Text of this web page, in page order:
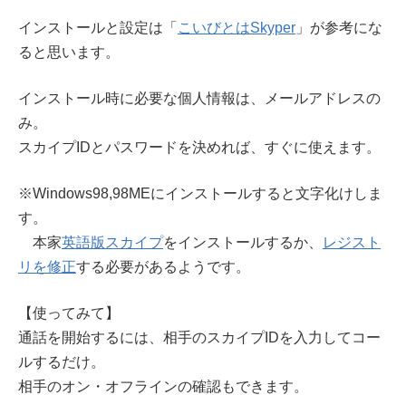
インストールと設定は「 こいびとはSkyper 」が参考にな
ると思います。
インストール時に必要な個人情報は、メールアドレスの
み。
スカイプIDとパスワードを決めれば、すぐに使えます。
※Windows98,98MEにインストールすると文字化けしま
す。
本家英語版スカイプをインストールするか、
レジスト
リを修正する必要があるようです。
【使ってみて】
通話を開始するには、相手のスカイプIDを入力してコー
ルするだけ。
相手のオン・オフラインの確認もできます。